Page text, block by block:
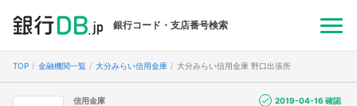
銀行コード・支店番号検索
TOP 金融機関一覧 大分みらい信用金庫 大分みらい信用金庫 野口出張所
信用金庫 2019-04-16 確認